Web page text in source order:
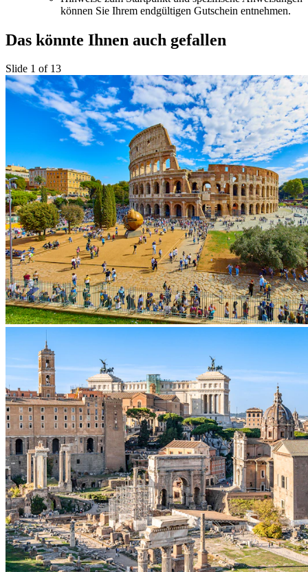
können Sie Ihrem endgültigen Gutschein entnehmen.
Das könnte Ihnen auch gefallen
Slide 1 of 13